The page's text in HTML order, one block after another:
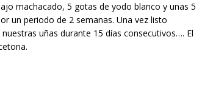
machacado, 5 gotas de yodo blanco y unas 5
un periodo de 2 semanas. Una vez listo
uñas durante 15 días consecutivos…. El